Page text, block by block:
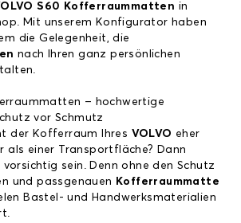
S60 Kofferraummatten in
Mit unserem Konfigurator haben
die Gelegenheit, die
nach Ihren ganz persönlichen
– hochwertige
vor Schmutz
der Kofferraum Ihres VOLVO eher
als einer Transportfläche? Dann
sein. Denn ohne den Schutz
und passgenauen Kofferraummatte
Bastel- und Handwerksmaterialien